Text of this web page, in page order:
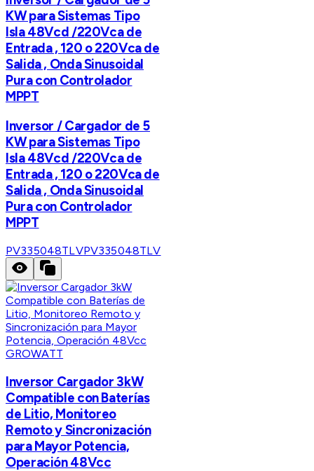
KW para Sistemas Tipo
Isla 48Vcd /220Vca de
Entrada , 120 o 220Vca de
Salida , Onda Sinusoidal
Pura con Controlador
MPPT
Inversor / Cargador de 5
KW para Sistemas Tipo
Isla 48Vcd /220Vca de
Entrada , 120 o 220Vca de
Salida , Onda Sinusoidal
Pura con Controlador
MPPT
PV335048TLVPV335048TLV
GROWATT
Inversor Cargador 3kW
Compatible con Baterías
de Litio, Monitoreo
Remoto y Sincronización
para Mayor Potencia,
Operación 48Vcc